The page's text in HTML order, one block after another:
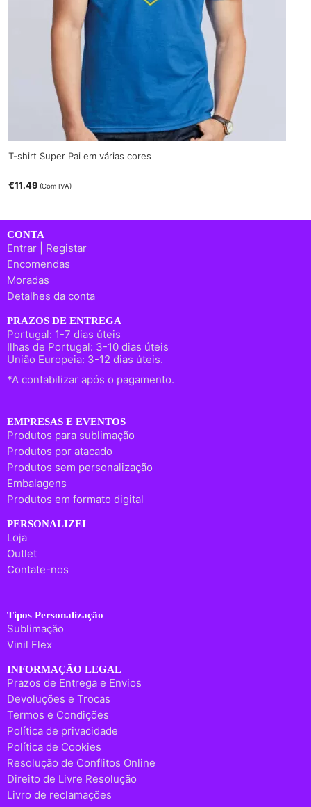
T-shirt Super Pai em várias cores
€11.49 (Com IVA)
CONTA
Entrar | Registar
Encomendas
Moradas
Detalhes da conta
PRAZOS DE ENTREGA
Portugal: 1-7 dias úteis
Ilhas de Portugal: 3-10 dias úteis
União Europeia: 3-12 dias úteis.
*A contabilizar após o pagamento.
EMPRESAS E EVENTOS
Produtos para sublimação
Produtos por atacado
Produtos sem personalização
Embalagens
Produtos em formato digital
PERSONALIZEI
Loja
Outlet
Contate-nos
Tipos Personalização
Sublimação
Vinil Flex
INFORMAÇÃO LEGAL
Prazos de Entrega e Envios
Devoluções e Trocas
Termos e Condições
Política de privacidade
Política de Cookies
Resolução de Conflitos Online
Direito de Livre Resolução
Livro de reclamações